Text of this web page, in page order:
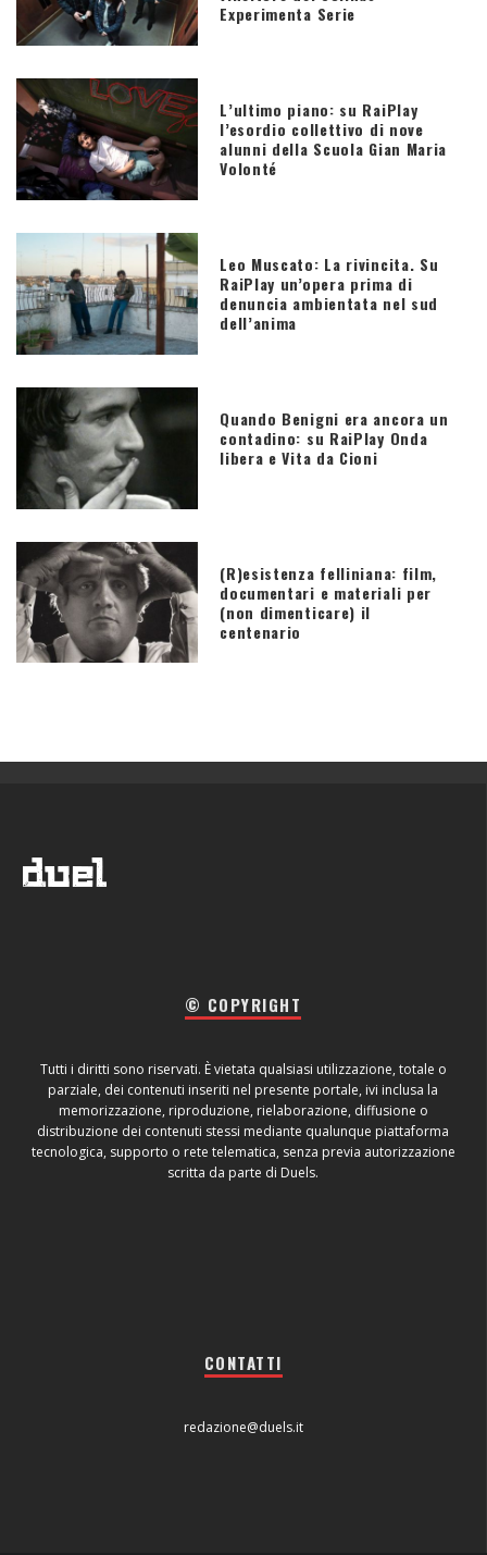
Experimenta Serie
L’ultimo piano: su RaiPlay
l’esordio collettivo di nove
alunni della Scuola Gian Maria
Volonté
Leo Muscato: La rivincita. Su
RaiPlay un’opera prima di
denuncia ambientata nel sud
dell’anima
Quando Benigni era ancora un
contadino: su RaiPlay Onda
libera e Vita da Cioni
(R)esistenza felliniana: film,
documentari e materiali per
(non dimenticare) il
centenario
© COPYRIGHT
Tutti i diritti sono riservati. È vietata qualsiasi utilizzazione, totale o
parziale, dei contenuti inseriti nel presente portale, ivi inclusa la
memorizzazione, riproduzione, rielaborazione, diffusione o
distribuzione dei contenuti stessi mediante qualunque piattaforma
tecnologica, supporto o rete telematica, senza previa autorizzazione
scritta da parte di Duels.
CONTATTI
redazione@duels.it